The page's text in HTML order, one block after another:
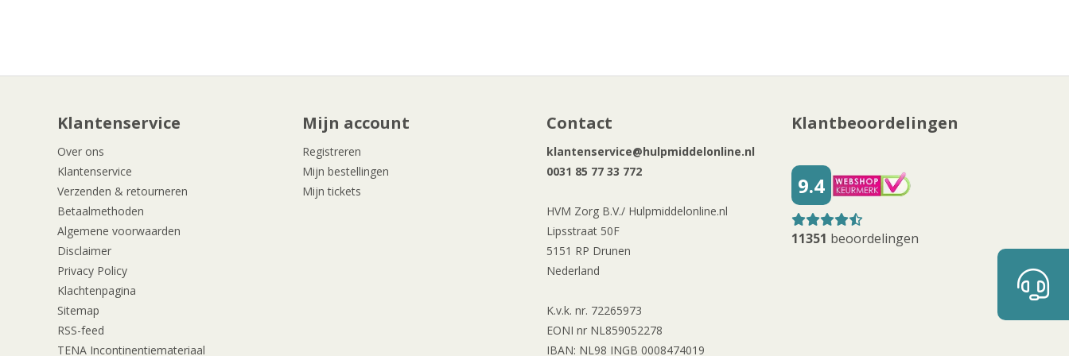
Klantenservice
Over ons
Klantenservice
Verzenden & retourneren
Betaalmethoden
Algemene voorwaarden
Disclaimer
Privacy Policy
Klachtenpagina
Sitemap
RSS-feed
TENA Incontinentiemateriaal
Mijn account
Registreren
Mijn bestellingen
Mijn tickets
Contact
klantenservice@hulpmiddelonline.nl
0031 85 77 33 772
HVM Zorg B.V./ Hulpmiddelonline.nl
Lipsstraat 50F
5151 RP Drunen
Nederland
K.v.k. nr. 72265973
EONI nr NL859052278
IBAN: NL98 INGB 0008474019
Klantbeoordelingen
9.4
11351 beoordelingen